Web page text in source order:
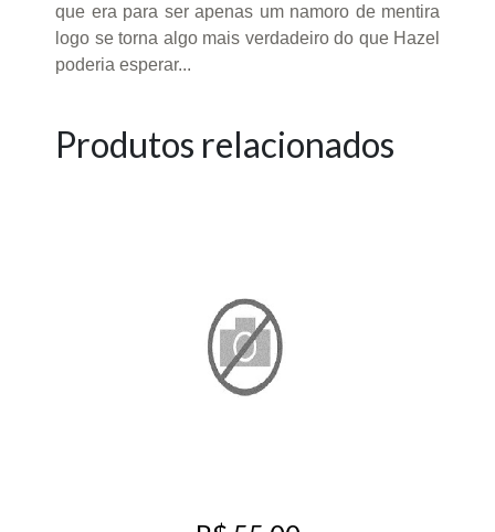
que era para ser apenas um namoro de mentira
logo se torna algo mais verdadeiro do que Hazel
poderia esperar...
Produtos relacionados